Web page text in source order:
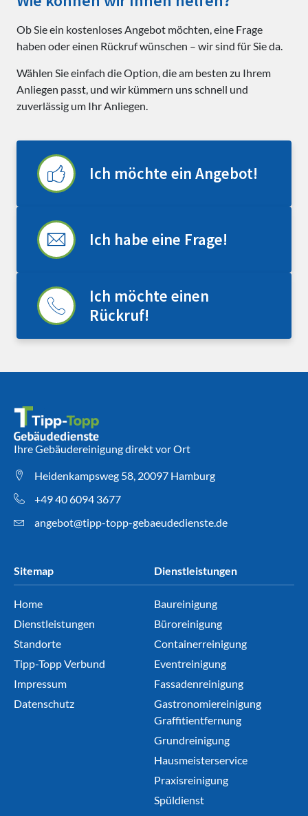
Ob Sie ein kostenloses Angebot möchten, eine Frage
haben oder einen Rückruf wünschen – wir sind für Sie da.
Wählen Sie einfach die Option, die am besten zu Ihrem
Anliegen passt, und wir kümmern uns schnell und
zuverlässig um Ihr Anliegen.
Ich möchte ein Angebot!
Ich habe eine Frage!
Ich möchte einen
Rückruf!
Ihre Gebäudereinigung direkt vor Ort
Heidenkampsweg 58, 20097 Hamburg
+49 40 6094 3677
angebot@tipp-topp-gebaeudedienste.de
Sitemap
Home
Dienstleistungen
Standorte
Tipp-Topp Verbund
Impressum
Datenschutz
Dienstleistungen
Baureinigung
Büroreinigung
Containerreinigung
Eventreinigung
Fassadenreinigung
Gastronomiereinigung
Graffitientfernung
Grundreinigung
Hausmeisterservice
Praxisreinigung
Spüldienst